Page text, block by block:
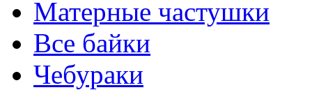
Матерные частушки
Все байки
Чебураки